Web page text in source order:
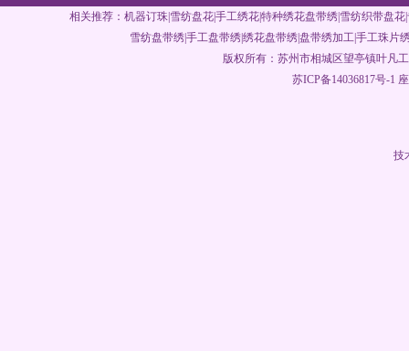
相关推荐： 机器订珠 雪纺盘花手工绣花|特种绣花盘带绣|雪纺织带盘花|
雪纺盘带绣|手工盘带绣|绣花盘带绣|盘带绣加工|手工珠片
版权所有： 苏州市相城区望亭镇叶凡
苏ICP备14036817号-1
技